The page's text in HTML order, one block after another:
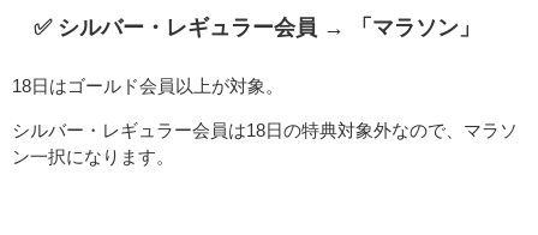
✅ シルバー・レギュラー会員 → 「マラソン」
18日はゴールド会員以上が対象。
シルバー・レギュラー会員は18日の特典対象外なので、マラソ
ン一択になります。